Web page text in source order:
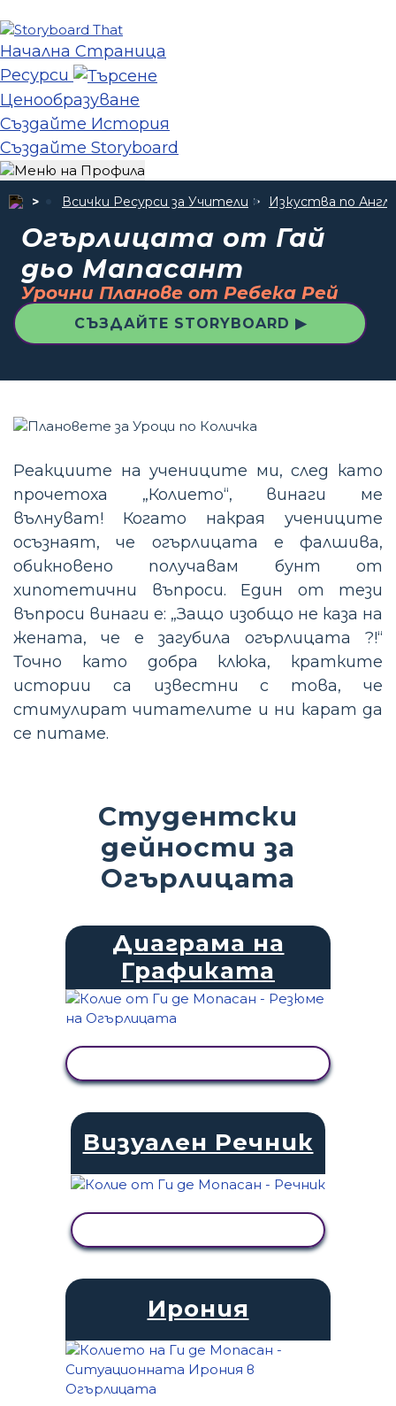
Начална Страница
Ресурси
Ценообразуване
Създайте История
Създайте Storyboard
Всички Ресурси за Учители Изкуства по
Огърлицата от Гай
дьо Мапасант
Урочни Планове от Ребека Рей
СЪЗДАЙТЕ STORYBOARD ▶
Реакциите на учениците ми, след като
прочетоха „Колието“, винаги ме
вълнуват! Когато накрая учениците
осъзнаят, че огърлицата е фалшива,
обикновено получавам бунт от
хипотетични въпроси. Един от тези
въпроси винаги е: „Защо изобщо не каза на
жената, че е загубила огърлицата ?!“
Точно като добра клюка, кратките
истории са известни с това, че
стимулират читателите и ни карат да
се питаме.
Студентски
дейности за
Огърлицата
Диаграма на
Графиката
Визуален Речник
Ирония